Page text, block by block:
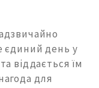
єдиний день у
віддається їм
для